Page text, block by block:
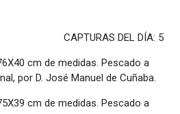
CAPTURAS DEL DÍA: 5
cm de medidas. Pescado a
por D. José Manuel de Cuñaba.
cm de medidas. Pescado a